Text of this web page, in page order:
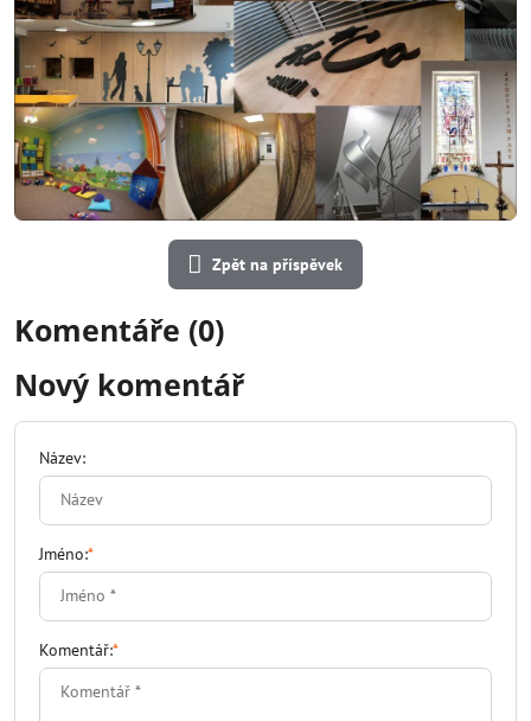
Zpět na příspěvek
Komentáře (0)
Nový komentář
Název:
Jméno:*
Komentář:*